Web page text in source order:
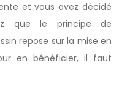
et vous avez décidé
que le principe de
repose sur la mise en
en bénéficier, il faut